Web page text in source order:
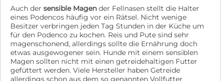
Auch der sensible Magen der Fellnasen stellt die Halter
eines Podencos häufig vor ein Rätsel. Nicht wenige
Besitzer verbringen jeden Tag Stunden in der Küche um
für den Podenco zu kochen. Reis und Pute sind sehr
magenschonend, allerdings sollte die Ernährung doch
etwas ausgewogener sein. Hunde mit einem sensiblen
Magen sollten nicht mit einen getreidehaltigen Futter
gefüttert werden. Viele Hersteller haben Getreide
allerdings schon aus dem so genannten Vollfutter